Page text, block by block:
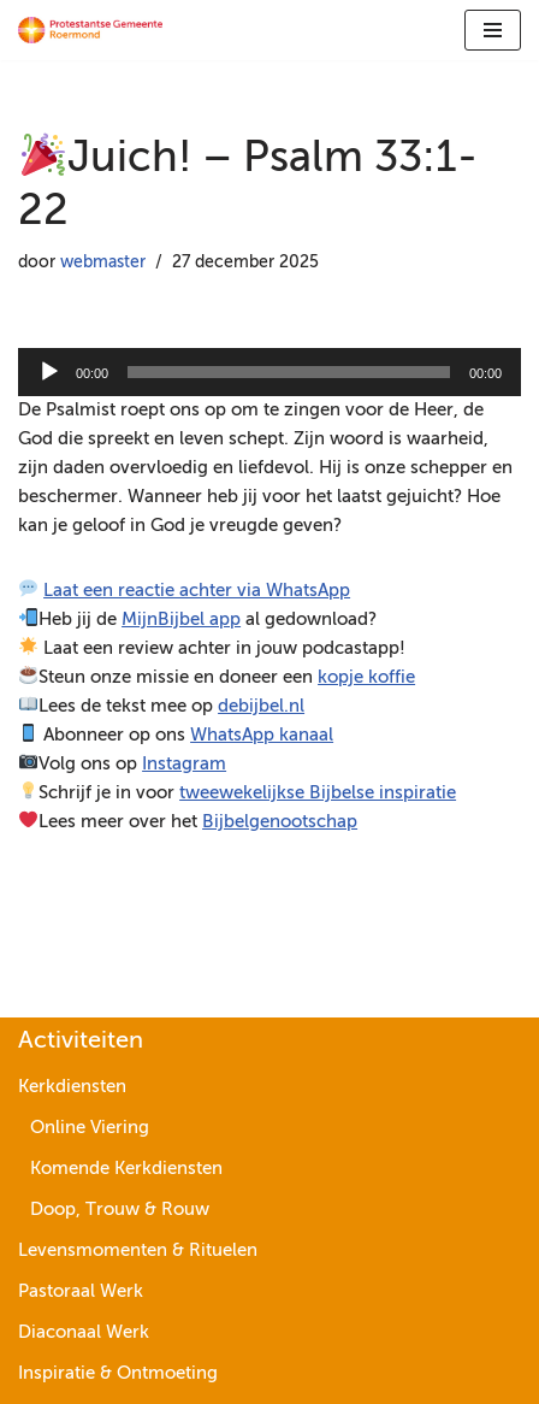
inhoudJuich! – Psalm 33:1-
22
door webmaster 27 december 2025
d
i
o
s
p
l
e
r
00:00 00:00
De Psalmist roept ons op om te zingen voor de Heer, de
God die spreekt en leven schept. Zijn woord is waarheid,
zijn daden overvloedig en liefdevol. Hij is onze schepper en
beschermer. Wanneer heb jij voor het laatst gejuicht? Hoe
kan je geloof in God je vreugde geven?
Laat een reactie achter via WhatsApp
Heb jij de MijnBijbel app al gedownload?
Laat een review achter in jouw podcastapp!
Steun onze missie en doneer een kopje koffie
Lees de tekst mee opdebijbel.nl
Abonneer op onsWhatsApp kanaal
Volg ons op Instagram
Schrijf je in voortweewekelijkse Bijbelse inspiratie
Lees meer over het Bijbelgenootschap
Activiteiten
Kerkdiensten
Online Viering
Komende Kerkdiensten
Doop, Trouw & Rouw
Levensmomenten & Rituelen
Pastoraal Werk
Diaconaal Werk
Inspiratie & Ontmoeting